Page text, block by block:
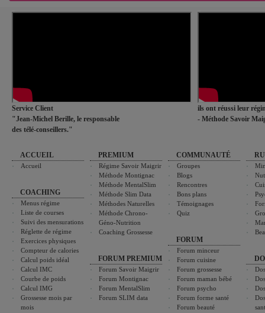
Service Client
"Jean-Michel Berille, le responsable
des télé-conseillers."
ils ont réussi leur
- Méthode Savoir
ACCUEIL
Accueil
COACHING
Menus régime
Liste de courses
Suivi des mensurations
Réglette de régime
Exercices physiques
Compteur de calories
Calcul poids idéal
Calcul IMC
Courbe de poids
Calcul IMG
Grossesse mois par
mois
PREMIUM
Régime Savoir Maigrir
Méthode Montignac
Méthode MentalSlim
Méthode Slim Data
Méthodes Naturelles
Méthode Chrono-
Géno-Nutrition
Coaching Grossesse
FORUM PREMIUM
Forum Savoir Maigrir
Forum Montignac
Forum MentalSlim
Forum SLIM data
COMMUNAUTÉ
Groupes
Blogs
Rencontres
Bons plans
Témoignages
Quiz
FORUM
Forum minceur
Forum cuisine
Forum grossesse
Forum maman bébé
Forum psycho
Forum forme santé
Forum beauté